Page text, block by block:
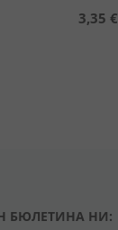
3,35 €
БЮЛЕТИНА НИ: